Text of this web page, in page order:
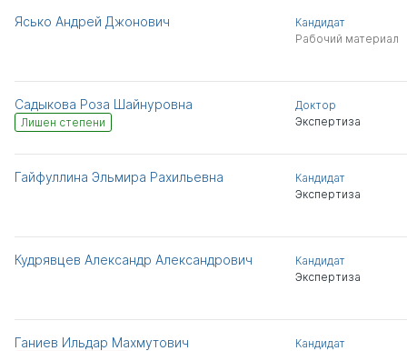
Ясько Андрей Джонович
Кандидат
Рабочий материал
Садыкова Роза Шайнуровна
Лишен степени
Доктор
Экспертиза
Гайфуллина Эльмира Рахильевна
Кандидат
Экспертиза
Кудрявцев Александр Александрович
Кандидат
Экспертиза
Ганиев Ильдар Махмутович
Кандидат